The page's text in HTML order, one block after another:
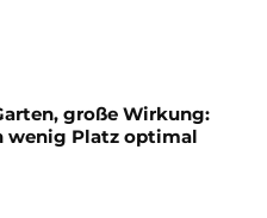
große Wirkung:
wenig Platz optimal